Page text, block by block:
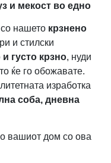
и мекост во едно
со нашето крзнено
и стилски
и густо крзно, нуди
ќе го обожавате.
изработка
соба, дневна
вашиот дом со ова